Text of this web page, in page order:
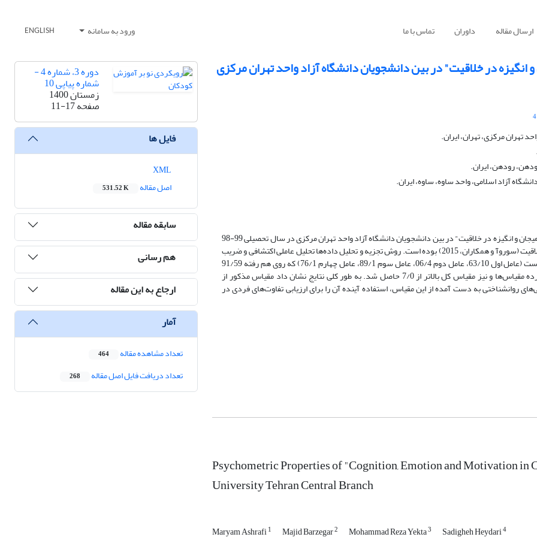
ارسال مقاله داوران تماس با ما ورود به سامانه ENGLISH
در خلاقیت" در بین دانشجویان دانشگاه آزاد واحد تهران مرکزی
4
تهران مرکزی، تهران، ایران.
رودهن، ایران.
آزاد اسلامی، واحد ساوه، ساوه، ایران.
این پژوهش با هدف تعیین شاخص‌های روانسنجی مقیاس "تعامل بین شناخت، هیجان و انگیزه در خلاقیت" در بین دانشجویان دانشگاه آزاد واحد تهران مرکزی در سال تحصیلی 99-98
انجام شد. ابزار مورد استفاده مقیاس تعامل بین شناخت، هیجان و انگیزه در خلاقیت (سوروآ و همکاران، 2015) بوده است. روش تجزیه و تحلیل داده‌ها تحلیل عاملی اکتشافی و ضریب
آلفای کرونباخ بوده است. نتایج نشان داد این مقیاس از 4 عامل تشکیل شده است (عامل اول 63/10، عامل دوم 06/4، عامل سوم 89/1، عامل چهارم 76/1) که روی هم رفته 91/59
درصد واریانس کل را تبیین کردند. ضریب آلفای کرونباخ نیز برای تک تک خرده مقیاس‌ها و نیز مقیاس کل بالاتر از 7/0 حاصل شد. به طور کلی نتایج نشان داد مقیاس مذکور از
روانشناختی به دست آمده از این مقیاس، استفاده آینده آن را برای ارزیابی تفاوت‌های فردی در
Psychometric Properties of "Cognition, Emotion and Motivation
University Tehran Central Branch
Maryam Ashrafi1 Majid Barzegar2 Mohammad Reza Yekta3 Sadigheh Heydari4
دوره 3، شماره 4 -
شماره پیاپی 10
زمستان 1400
صفحه11-17
فایل ها
اصل مقاله
531.52 K
سابقه مقاله
هم رسانی
ارجاع به این مقاله
آمار
تعداد مشاهده مقاله 464
تعداد دریافت فایل اصل مقاله 268